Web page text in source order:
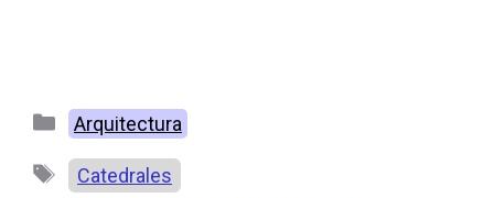
Categorías
Arquitectura
Etiquetas
Catedrales